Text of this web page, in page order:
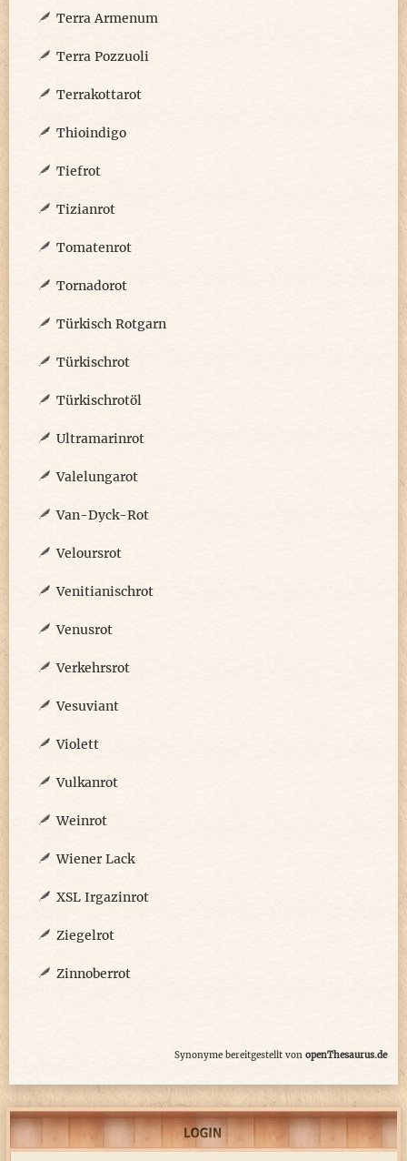
Terra Armenum
Terra Pozzuoli
Terrakottarot
Thioindigo
Tiefrot
Tizianrot
Tomatenrot
Tornadorot
Türkisch Rotgarn
Türkischrot
Türkischrotöl
Ultramarinrot
Valelungarot
Van-Dyck-Rot
Veloursrot
Venitianischrot
Venusrot
Verkehrsrot
Vesuviant
Violett
Vulkanrot
Weinrot
Wiener Lack
XSL Irgazinrot
Ziegelrot
Zinnoberrot
Synonyme bereitgestellt von openThesaurus.de